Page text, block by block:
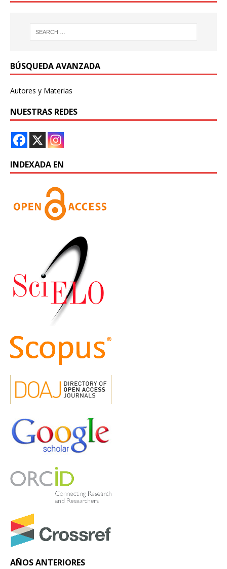
BÚSQUEDA AVANZADA
Autores y Materias
NUESTRAS REDES
INDEXADA EN
AÑOS ANTERIORES